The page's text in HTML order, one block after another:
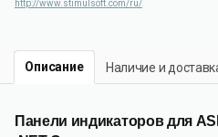
http://www.stimulsoft.com/ru/
Описание Наличие и
Панели индикаторов для